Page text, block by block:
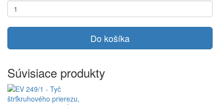
Do košíka
Súvisiace produkty